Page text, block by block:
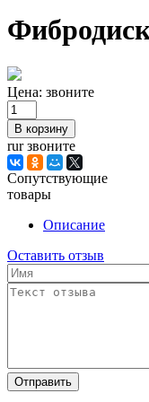
Цена: звоните
rur звоните
Сопутствующие
товары
Описание
Оставить отзыв
Отправить